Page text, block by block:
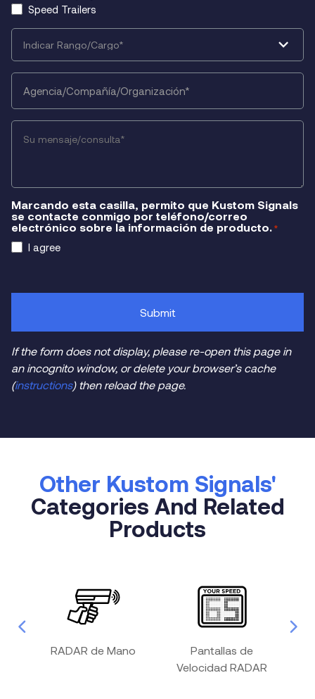
Speed Trailers
Select
Rank/Role
Agency/Company/Organization
Your
Message/Inquiry
Marcando esta casilla, permito que Kustom Signals
se contacte conmigo por teléfono/correo
electrónico sobre la información de producto. *
I agree
Submit
If the form does not display, please re-open this page in
an incognito window, or delete your browser’s cache
(instructions) then reload the page.
Other Kustom Signals'
Categories And Related
Products
RADAR de Mano
Pantallas de
Velocidad RADAR